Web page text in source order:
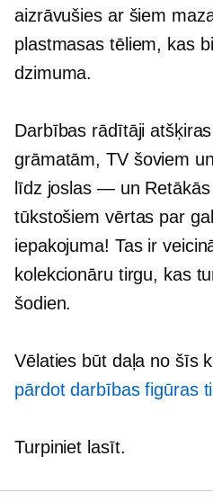
aizrāvušies ar šiem
plastmasas tēliem, kas
dzimuma.
Darbības rādītāji
grāmatām, TV šoviem
līdz joslas — un
tūkstošiem vērtas par
iepakojuma! Tas ir
kolekcionāru tirgu, kas
šodien.
Vēlaties būt daļa no šīs
pārdot darbības figūras
Turpiniet lasīt.